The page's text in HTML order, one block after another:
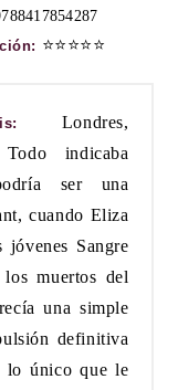
⭐⭐⭐⭐⭐
Londres,
indicaba
ser una
cuando Eliza
Sangre
muertos del
una simple
definitiva
lo único que le